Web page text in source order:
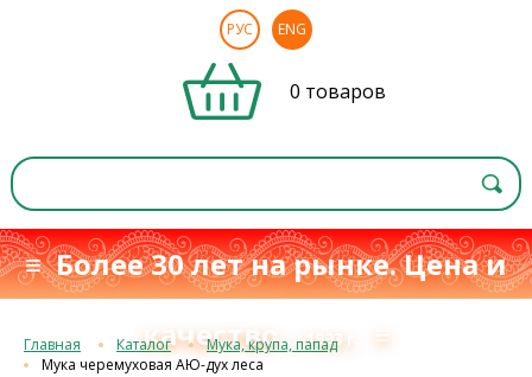
РУС ENG
0 товаров
≡ Более 30 лет на рынке. Цена и
качество с 1993 г. ≡
Главная Каталог
Мука, крупа, папад
Мука черемуховая АЮ-дух леса